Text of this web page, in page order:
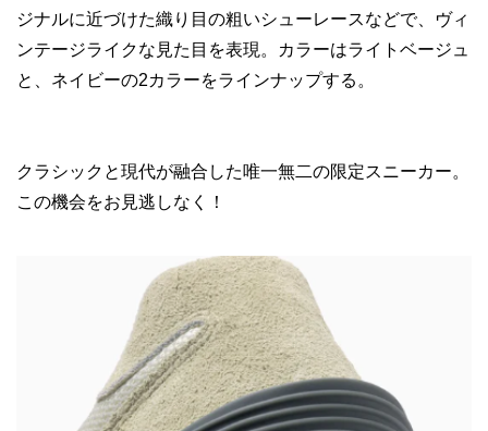
ジナルに近づけた織り目の粗いシューレースなどで、ヴィ
ンテージライクな見た目を表現。カラーはライトベージュ
と、ネイビーの2カラーをラインナップする。
クラシックと現代が融合した唯一無二の限定スニーカー。
この機会をお見逃しなく！